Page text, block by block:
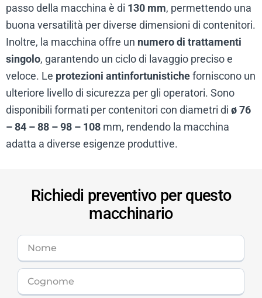
passo della macchina è di 130 mm, permettendo una
buona versatilità per diverse dimensioni di contenitori.
Inoltre, la macchina offre un numero di trattamenti
singolo, garantendo un ciclo di lavaggio preciso e
veloce. Le protezioni antinfortunisticheforniscono un
ulteriore livello di sicurezza per gli operatori. Sono
disponibili formati per contenitori con diametri di ø 76
– 84 – 88 – 98 – 108 mm, rendendo la macchina
adatta a diverse esigenze produttive.
Richiedi preventivo per questo
macchinario